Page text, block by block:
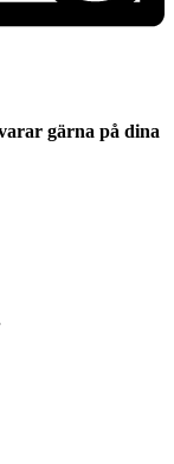
gärna på dina